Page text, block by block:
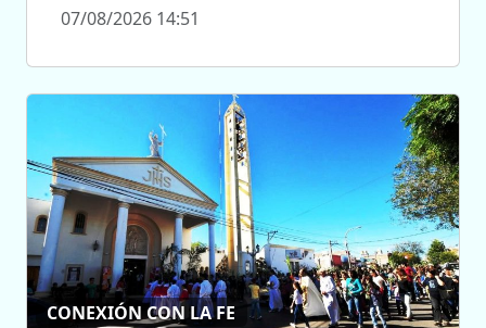
07/08/2026 14:51
CONEXIÓN CON LA FE